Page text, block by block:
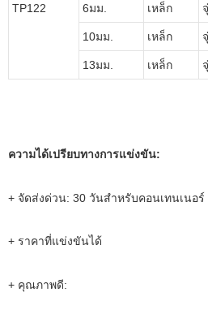
TP122 6มม. เหล็ก
10มม. เหล็ก
13มม. เหล็ก
ความได้เปรียบทางการแข่งขัน:
+ จัดส่งด่วน: 30 วันสำหรับคอนเทนเนอ
+ ราคาที่แข่งขันได้
+ คุณภาพดี: